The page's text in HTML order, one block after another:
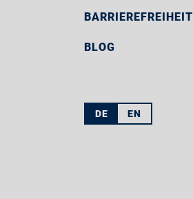
BARRIEREFREIHEIT
BLOG
DE EN